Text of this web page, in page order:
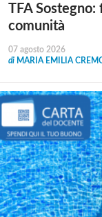
TFA
comunità
07 agosto 2026
di MARIA EMILIA